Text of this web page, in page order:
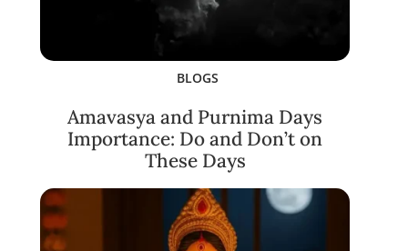
BLOGS
Amavasya and Purnima Days
Importance: Do and Don’t on
These Days